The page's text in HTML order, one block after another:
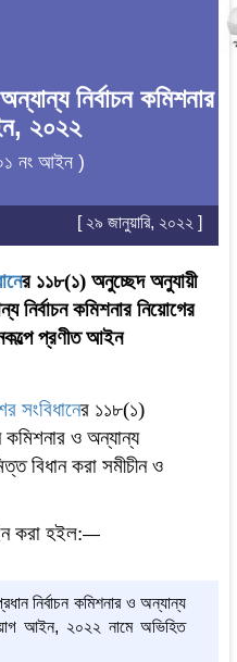
নির্বাচন কমিশনার
২০২২
নং আইন )
[ ২৯ জানুয়ারি, ২০২২ ]
ের ১১৮(১) অনুচ্ছেদ অনুযায়ী
নির্বাচন কমিশনার নিয়োগের
প্রণীত আইন
সংবিধানের ১১৮(১)
কমিশনার ও অন্যান্য
বিধান করা সমীচীন ও
করা হইল:—
নির্বাচন কমিশনার ও অন্যান্য
আইন, ২০২২ নামে অভিহিত